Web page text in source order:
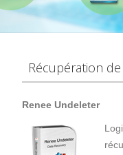
Récupération
Renee Undeleter